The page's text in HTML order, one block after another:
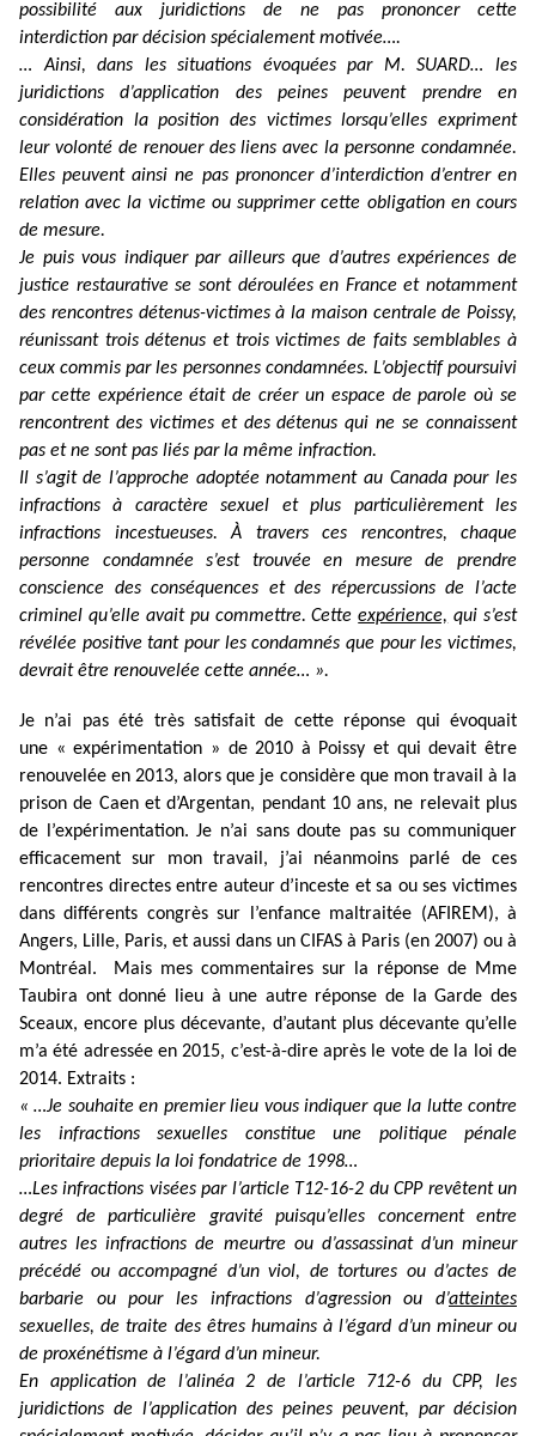
possibilité aux juridictions de ne pas prononcer cette
interdiction par décision spécialement motivée….
… Ainsi, dans les situations évoquées par M. SUARD… les
juridictions d’application des peines peuvent prendre en
considération la position des victimes lorsqu’elles expriment
leur volonté de renouer des liens avec la personne condamnée.
Elles peuvent ainsi ne pas prononcer d’interdiction d’entrer en
relation avec la victime ou supprimer cette obligation en cours
de mesure.
Je puis vous indiquer par ailleurs que d’autres expériences de
justice restaurative se sont déroulées en France et notamment
des rencontres détenus-victimes à la maison centrale de Poissy,
réunissant trois détenus et trois victimes de faits semblables à
ceux commis par les personnes condamnées. L’objectif poursuivi
par cette expérience était de créer un espace de parole où se
rencontrent des victimes et des détenus qui ne se connaissent
pas et ne sont pas liés par la même infraction.
Il s’agit de l’approche adoptée notamment au Canada pour les
infractions à caractère sexuel et plus particulièrement les
infractions incestueuses. À travers ces rencontres, chaque
personne condamnée s’est trouvée en mesure de prendre
conscience des conséquences et des répercussions de l’acte
criminel qu’elle avait pu commettre. Cetteexpérience, qui s’est
révélée positive tant pour les condamnés que pour les victimes,
devrait être renouvelée cette année… ».
Je n’ai pas été très satisfait de cette réponse qui évoquait
une « expérimentation » de 2010 à Poissy et qui devait être
renouvelée en 2013, alors que je considère que mon travail à la
prison de Caen et d’Argentan, pendant 10 ans, ne relevait plus
de l’expérimentation. Je n’ai sans doute pas su communiquer
efficacement sur mon travail, j’ai néanmoins parlé de ces
rencontres directes entre auteur d’inceste et sa ou ses victimes
dans différents congrès sur l’enfance maltraitée (AFIREM), à
Angers, Lille, Paris, et aussi dans un CIFAS à Paris (en 2007) ou à
Montréal. Mais mes commentaires sur la réponse de Mme
Taubira ont donné lieu à une autre réponse de la Garde des
Sceaux, encore plus décevante, d’autant plus décevante qu’elle
m’a été adressée en 2015, c’est-à-dire après le vote de la loi de
2014. Extraits :
« …Je souhaite en premier lieu vous indiquer que la lutte contre
les infractions sexuelles constitue une politique pénale
prioritaire depuis la loi fondatrice de 1998…
…Les infractions visées par l’article T12-16-2 du CPP revêtent un
degré de particulière gravité puisqu’elles concernent entre
autres les infractions de meurtre ou d’assassinat d’un mineur
précédé ou accompagné d’un viol, de tortures ou d’actes de
barbarie ou pour les infractions d’agression ou d’atteintes
sexuelles, de traite des êtres humains à l’égard d’un mineur ou
de proxénétisme à l’égard d’un mineur.
En application de l’alinéa 2 de l’article 712-6 du CPP, les
juridictions de l’application des peines peuvent, par décision